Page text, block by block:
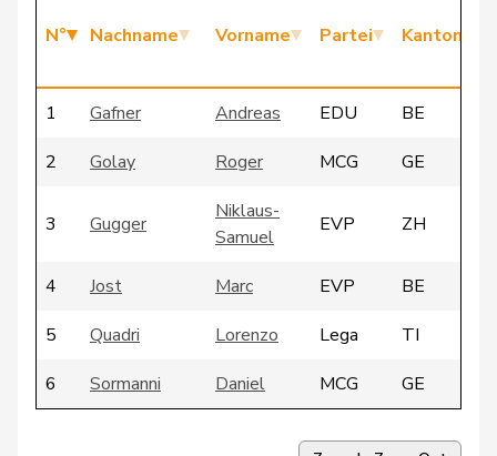
N° Nachname Vorname Partei Kanton
1 Gafner Andreas EDU
BE
2
Golay Roger MCG GE
3 Gugger
Niklaus-
Samuel
EVP ZH
4 Jost Marc EVP
BE
5
Quadri Lorenzo Lega
TI
6
Sormanni Daniel MCG
GE